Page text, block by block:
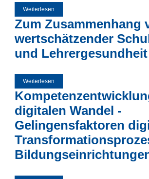
Weiterlesen
Studien- und Berufsorientierung
Oberstufenschüler*innen in NRW /
Zum Zusammenhang
wertschätzender
und Lehrergesundheit
Weiterlesen
Schulleitung und Lehrergesundheit
digitalen Wandel -
Gelingensfaktoren